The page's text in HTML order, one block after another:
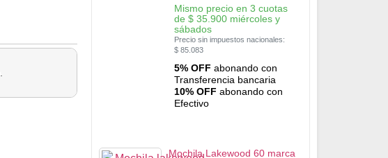
Mismo precio en 3 cuotas
de $35.900miércoles y
sábados
Precio sin impuestos nacionales:
$85.083
5% OFF abonando con
Transferencia bancaria
10% OFF abonando con
Efectivo
Mochila Lakewood 60 marca